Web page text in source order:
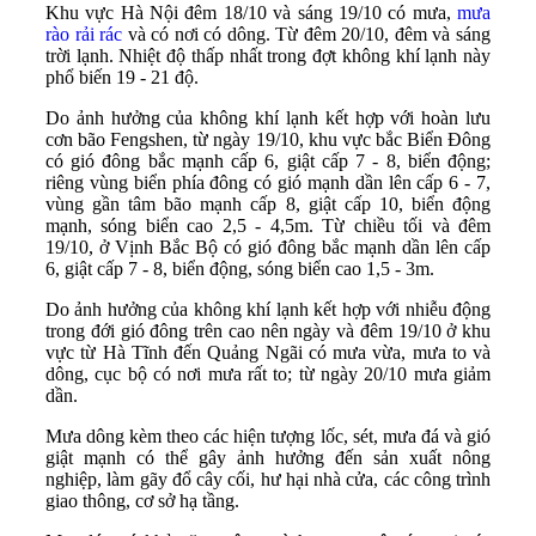
Khu vực Hà Nội đêm 18/10 và sáng 19/10 có mưa, mưa
rào rải rác và có nơi có dông. Từ đêm 20/10, đêm và sáng
trời lạnh. Nhiệt độ thấp nhất trong đợt không khí lạnh này
phổ biến 19 - 21 độ.
Do ảnh hưởng của không khí lạnh kết hợp với hoàn lưu
cơn bão Fengshen, từ ngày 19/10, khu vực bắc Biển Đông
có gió đông bắc mạnh cấp 6, giật cấp 7 - 8, biển động;
riêng vùng biển phía đông có gió mạnh dần lên cấp 6 - 7,
vùng gần tâm bão mạnh cấp 8, giật cấp 10, biển động
mạnh, sóng biển cao 2,5 - 4,5m. Từ chiều tối và đêm
19/10, ở Vịnh Bắc Bộ có gió đông bắc mạnh dần lên cấp
6, giật cấp 7 - 8, biển động, sóng biển cao 1,5 - 3m.
Do ảnh hưởng của không khí lạnh kết hợp với nhiễu động
trong đới gió đông trên cao nên ngày và đêm 19/10 ở khu
vực từ Hà Tĩnh đến Quảng Ngãi có mưa vừa, mưa to và
dông, cục bộ có nơi mưa rất to; từ ngày 20/10 mưa giảm
dần.
Mưa dông kèm theo các hiện tượng lốc, sét, mưa đá và gió
giật mạnh có thể gây ảnh hưởng đến sản xuất nông
nghiệp, làm gãy đổ cây cối, hư hại nhà cửa, các công trình
giao thông, cơ sở hạ tầng.